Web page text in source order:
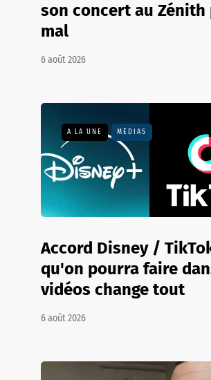
son concert au Zénith
mal
6 août 2026
A LA UNE MÉDIAS
Accord Disney /
qu'on pourra faire
vidéos change tout
6 août 2026